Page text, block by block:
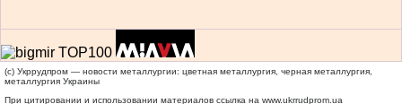
(c) Укррудпром — новости металлургии: цветная металлургия, черная металлургия,
металлургия Украины
При цитировании и использовании материалов ссылка на www.ukrrudprom.ua